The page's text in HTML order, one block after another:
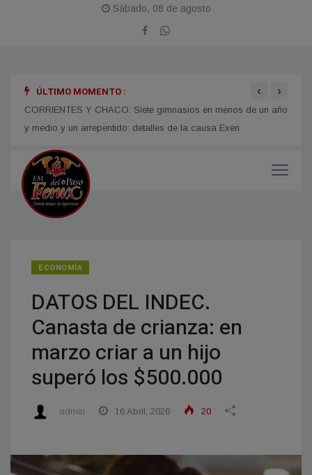
Sábado, 08 de agosto
ÚLTIMO MOMENTO :
CORRIENTES Y CHACO. Siete gimnasios en menos de un año
y medio y un arrepentido: detalles de la causa Exen
‹ ›
ECONOMÍA
DATOS DEL INDEC.
Canasta de crianza: en
marzo criar a un hijo
superó los $500.000
admin 16 Abril, 2026 20